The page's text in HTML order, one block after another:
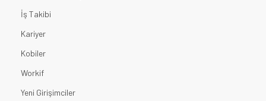
İş Takibi
Kariyer
Kobiler
Workif
Yeni Girişimciler